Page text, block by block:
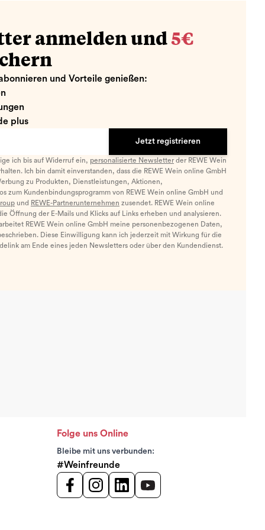
anmelden und 5€
und Vorteile genießen:
plus
Jetzt registrieren
ich bis auf Widerruf ein, personalisierte Newsletterder REWE Wein
Ich bin damit einverstanden, dass die REWE Wein online GmbH
zu Produkten, Dienstleistungen, Aktionen,
zum Kundenbindungsprogramm von REWE Wein online GmbH und
und REWE-Partnerunternehmen zusendet. REWE Wein online
Öffnung der E-Mails und Klicks auf Links erheben und analysieren.
REWE Wein online GmbH meine personenbezogenen Daten,
Diese Einwilligung kann ich jederzeit mit Wirkung für die
am Ende eines jeden Newsletters oder über den Kundendienst.
Folge uns Online
Bleibe mit uns verbunden:
#Weinfreunde